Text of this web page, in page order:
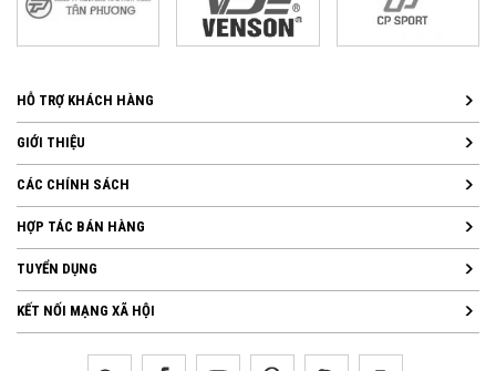
HỖ TRỢ KHÁCH HÀNG
GIỚI THIỆU
CÁC CHÍNH SÁCH
HỢP TÁC BÁN HÀNG
TUYỂN DỤNG
KẾT NỐI MẠNG XÃ HỘI